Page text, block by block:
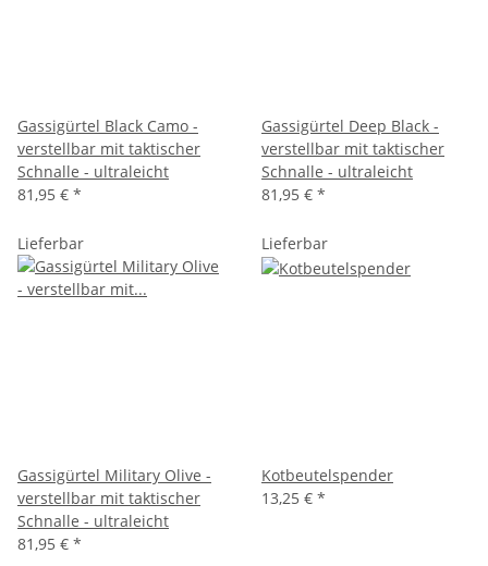
Gassigürtel Black Camo -
verstellbar mit taktischer
Schnalle - ultraleicht
81,95 € *
Gassigürtel Deep Black -
verstellbar mit taktischer
Schnalle - ultraleicht
81,95 € *
Lieferbar
Gassigürtel Military Olive -
verstellbar mit taktischer
Schnalle - ultraleicht
81,95 € *
Lieferbar
Kotbeutelspender
13,25 € *